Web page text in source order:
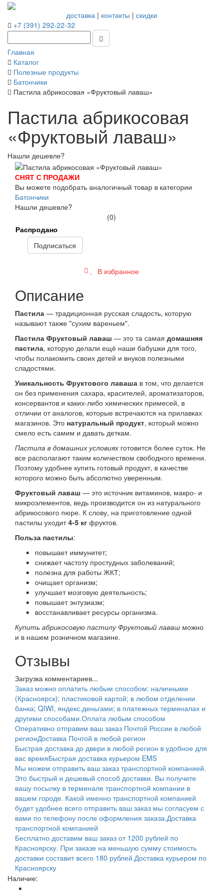
доставка| контакты | скидки
+7 (391) 292-22-32
Главная
Каталог
Полезные продукты
Батончики
Пастила абрикосовая «Фруктовый лаваш»
Пастила абрикосовая
«Фруктовый лаваш»
Нашли дешевле?
СНЯТ С ПРОДАЖИ
Вы можете подобрать аналогичный товар в категории
Батончики
Нашли дешевле?
(0)
Распродано
Подписаться
В избранное
Описание
Пастила — традиционная русская сладость, которую
называют также "сухим вареньем".
Пастила Фруктовый лаваш — это та самая домашняя
пастила, которую делали ещё наши бабушки для того,
чтобы полакомить своих детей и внуков полезными
сладостями.
Уникальность Фруктового лаваша в том, что делается
он без применения сахара, красителей, ароматизаторов,
консервантов и каких-либо химических примесей, в
отличии от аналогов, которые встречаются на прилавках
магазинов. Это натуральный продукт, который можно
смело есть самим и давать деткам.
Пастила в домашних условиях готовится более суток. Не
все располагают таким количеством свободного времени.
Поэтому удобнее купить готовый продукт, в качестве
которого можно быть абсолютно уверенным.
Фруктовый лаваш — это источник витаминов, макро- и
микроэлементов, ведь производится он из натурального
абрикосового пюре. К слову, на приготовление одной
пастилы уходит4-5 кг фруктов.
Польза пастилы:
повышает иммунитет;
снижает частоту простудных заболеваний;
полезна для работы ЖКТ;
очищает организм;
улучшает мозговую деятельность;
повышает энтузиазм;
восстанавливает ресурсы организма.
Купить абрикосовую пастилу Фруктовый лаваш можно
и в нашем розничном магазине.
Отзывы
Загрузка комментариев...
Заказ можно оплатить любым способом: наличными
(Красноярск); пластиковой картой; в любом отделении
банка; QIWI, яндекс.деньгами; в платежных терминалах и
другими способами.Оплата любым способом
Оперативно отправим ваш заказ Почтой России в любой
регионДоставка Почтой в любой регион
Быстрая доставка до двери в любой регион в удобное для
вас времяБыстрая доставка курьером EMS
Мы можем отправить ваш заказ транспортной компанией.
Это быстрый и дешевый способ доставки. Вы получите
вашу посылку в терминале транспортной компании в
вашем городе. Какой именно транспортной компанией
будет удобнее всего отправить ваш заказ мы согласуем с
вами по телефону после оформления заказа.Доставка
транспортной компанией
Бесплатно доставим ваш заказ от 1200 рублей по
Красноярску. При заказе на меньшую сумму стоимость
доставки составит всего 180 рублей.Доставка курьером по
Красноярску
Наличие: